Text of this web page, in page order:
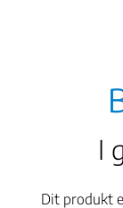
I
Dit produkt